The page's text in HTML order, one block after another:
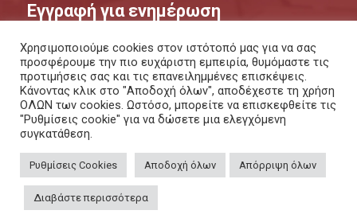
Εγγραφή για ενημέρωση
Μάθετε τι συμβαίνει και μείνετε ενημερωμένοι.
ΕΝΗΜΕΡΩΤΙΚΟ ΔΕΛΤΙΟ | ΜΕΣΩ SMS
ΠΟΛΙΤΙΚΗ ΑΠΟΡΡΗΤΟΥΚΑΙΠΟΛΙΤΙΚΗ COOKIES
Copyright 2026 © Δήμος Αθηαίνου, All Rights Reserved. / Powered by
NETinfo Plc
Χρησιμοποιούμε cookies στον ιστότοπό μας για να σας
προσφέρουμε την πιο ευχάριστη εμπειρία, θυμόμαστε τις
προτιμήσεις σας και τις επανειλημμένες επισκέψεις.
Κάνοντας κλικ στο "Αποδοχή όλων", αποδέχεστε τη χρήση
ΟΛΩΝ των cookies. Ωστόσο, μπορείτε να επισκεφθείτε τις
"Ρυθμίσεις cookie" για να δώσετε μια ελεγχόμενη
συγκατάθεση.
Ρυθμίσεις Cookies Αποδοχή όλων Απόρριψη όλων
Διαβάστε περισσότερα